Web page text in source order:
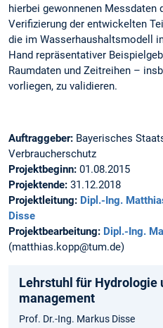
hierbei gewonnenen Messdaten
Verifizierung der entwickelten
die im Wasserhaushaltsmodell
Hand repräsentativer
Raumdaten und Zeitreihen –
vorliegen, zu validieren.
Auftraggeber: Bayerisches
Verbraucherschutz
Projektbeginn: 01.08.2015
Projektende: 31.12.2018
Projektleitung: Dipl.-Ing.
Disse
Projektbearbeitung: Dipl.-Ing.
(matthias.kopp@tum.de)
Lehrstuhl für
management
Prof. Dr.-Ing. Markus Disse